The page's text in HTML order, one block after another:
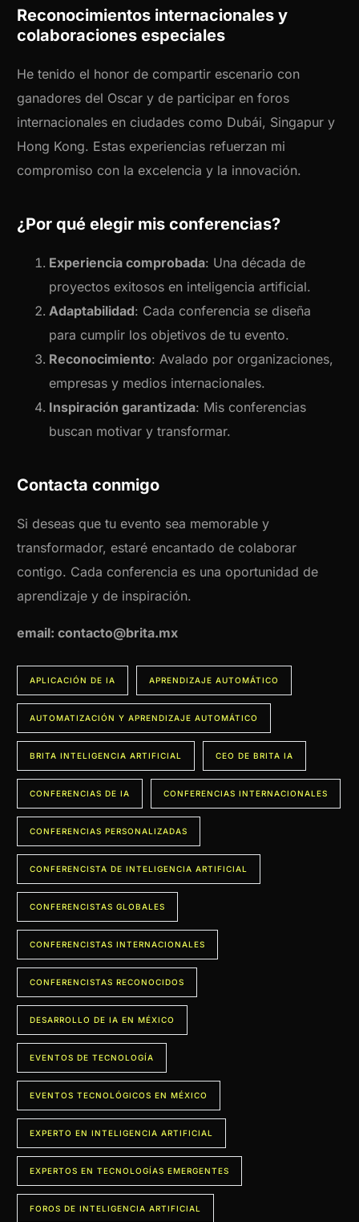
Reconocimientos internacionales y
colaboraciones especiales
He tenido el honor de compartir escenario con
ganadores del Oscar y de participar en foros
internacionales en ciudades como Dubái, Singapur y
Hong Kong. Estas experiencias refuerzan mi
compromiso con la excelencia y la innovación.
¿Por qué elegir mis conferencias?
Experiencia comprobada: Una década de
proyectos exitosos en inteligencia artificial.
Adaptabilidad: Cada conferencia se diseña
para cumplir los objetivos de tu evento.
Reconocimiento: Avalado por organizaciones,
empresas y medios internacionales.
Inspiración garantizada: Mis conferencias
buscan motivar y transformar.
Contacta conmigo
Si deseas que tu evento sea memorable y
transformador, estaré encantado de colaborar
contigo. Cada conferencia es una oportunidad de
aprendizaje y de inspiración.
email: contacto@brita.mx
APLICACIÓN DE IA APRENDIZAJE AUTOMÁTICO
AUTOMATIZACIÓN Y APRENDIZAJE AUTOMÁTICO
BRITA INTELIGENCIA ARTIFICIAL CEO DE BRITA IA
CONFERENCIAS DE IA CONFERENCIAS INTERNACIONALES
CONFERENCIAS PERSONALIZADAS
CONFERENCISTA DE INTELIGENCIA ARTIFICIAL
CONFERENCISTAS GLOBALES
CONFERENCISTAS INTERNACIONALES
CONFERENCISTAS RECONOCIDOS
DESARROLLO DE IA EN MÉXICO
EVENTOS DE TECNOLOGÍA
EVENTOS TECNOLÓGICOS EN MÉXICO
EXPERTO EN INTELIGENCIA ARTIFICIAL
EXPERTOS EN TECNOLOGÍAS EMERGENTES
FOROS DE INTELIGENCIA ARTIFICIAL